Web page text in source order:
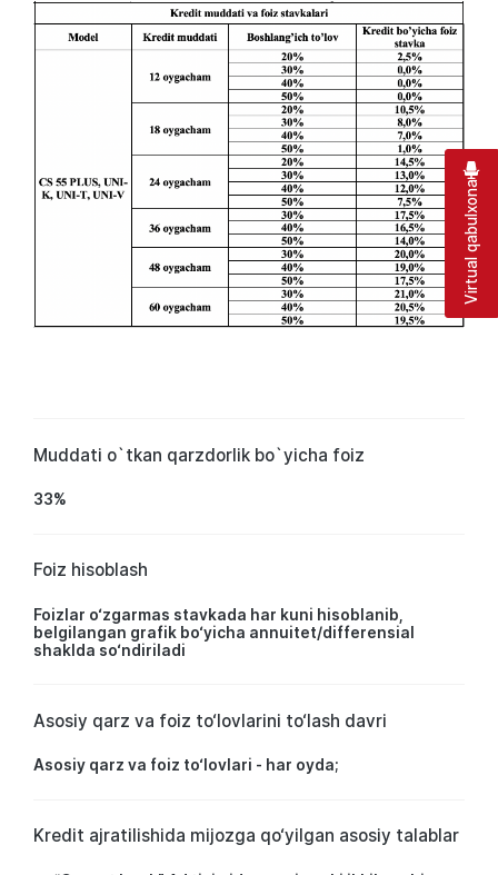
Muddati o`tkan qarzdorlik bo`yicha foiz
33%
Foiz hisoblash
Foizlar o‘zgarmas stavkada har kuni hisoblanib,
belgilangan grafik bo‘yicha annuitet/differensial
shaklda so‘ndiriladi
Asosiy qarz va foiz to‘lovlarini to‘lash davri
Asosiy qarz va foiz to‘lovlari - har oyda;
Kredit ajratilishida mijozga qo‘yilgan asosiy talablar
Virtual qabulxona